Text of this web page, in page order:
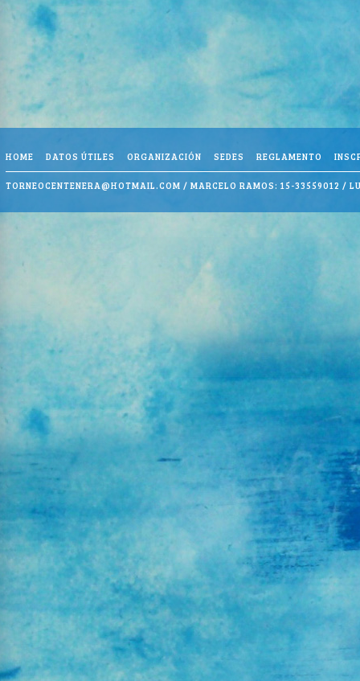
HOME DATOS ÚTILES ORGANIZACIÓN SEDES REGLAMENTO
TORNEOCENTENERA@HOTMAIL.COM / MARCELO RAMOS: 15-33559012 /